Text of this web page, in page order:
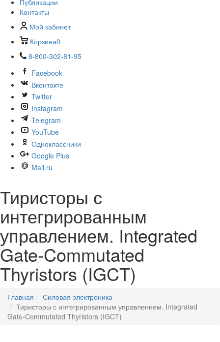
Публикации
Контакты
Мой кабинет
Корзина0
8-800-302-81-95
Facebook
Вконтакте
Twitter
Instagram
Telegram
YouTube
Одноклассники
Google Plus
Mail.ru
Тиристоры с
интегрированным
управлением. Integrated
Gate-Commutated
Thyristors (IGCT)
Главная
Силовая электроника
Тиристоры с интегрированным управлением. Integrated
Gate-Commutated Thyristors (IGCT)